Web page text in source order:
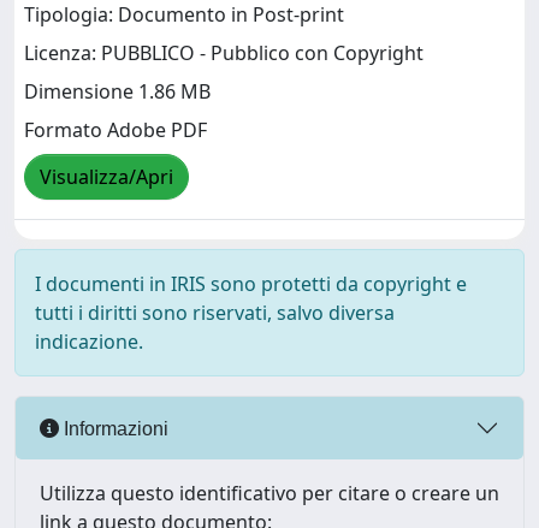
Tipologia: Documento in Post-print
Licenza: PUBBLICO - Pubblico con Copyright
Dimensione 1.86 MB
Formato Adobe PDF
Visualizza/Apri
I documenti in IRIS sono protetti da copyright e
tutti i diritti sono riservati, salvo diversa
indicazione.
Informazioni
Utilizza questo identificativo per citare o creare un
link a questo documento: